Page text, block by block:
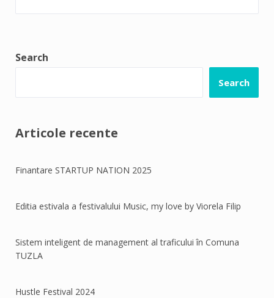
Search
Search
Articole recente
Finantare STARTUP NATION 2025
Editia estivala a festivalului Music, my love by Viorela Filip
Sistem inteligent de management al traficului în Comuna
TUZLA
Hustle Festival 2024